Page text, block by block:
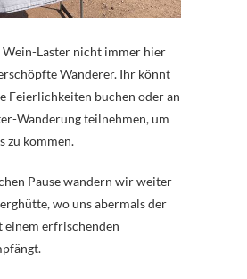
Wein-Laster nicht immer hier
Wanderer. Ihr könnt
Feierlichkeiten buchen oder an
Wanderung teilnehmen, um
zu kommen.
Pause wandern wir weiter
wo uns abermals der
einem erfrischenden